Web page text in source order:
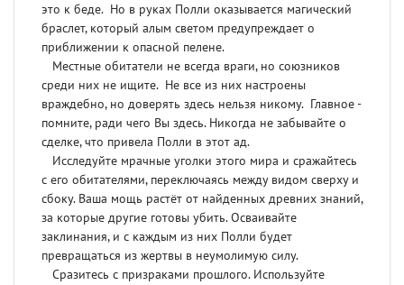
это к беде. Но в руках Полли оказывается магический
браслет, который алым светом предупреждает о
приближении к опасной пелене.
Местные обитатели не всегда враги, но союзников
среди них не ищите. Не все из них настроены
враждебно, но доверять здесь нельзя никому. Главное -
помните, ради чего Вы здесь. Никогда не забывайте о
сделке, что привела Полли в этот ад.
Исследуйте мрачные уголки этого мира и сражайтесь
с его обитателями, переключаясь между видом сверху и
сбоку. Ваша мощь растёт от найденных древних знаний,
за которые другие готовы убить. Осваивайте
заклинания, и с каждым из них Полли будет
превращаться из жертвы в неумолимую силу.
Сразитесь с призраками прошлого. Используйте